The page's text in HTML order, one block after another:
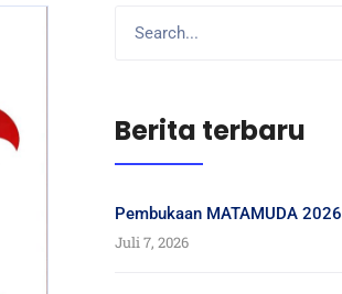
Berita terbaru
Pembukaan MATAMUDA 2026
Juli 7, 2026